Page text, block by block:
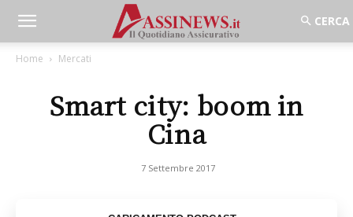
Home Mercati
Smart city: boom in
Cina
7 Settembre 2017